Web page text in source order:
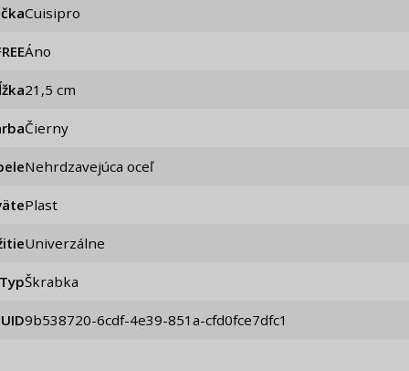
Cuisipro
Áno
21,5 cm
Čierny
Nehrdzavejúca oceľ
Plast
Univerzálne
Typ Škrabka
9b538720-6cdf-4e39-851a-cfd0fce7dfc1